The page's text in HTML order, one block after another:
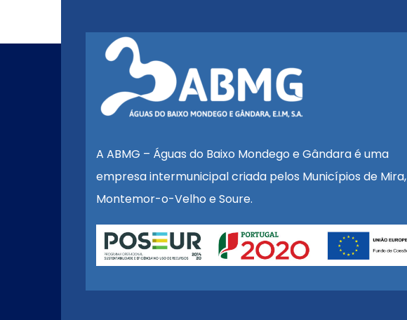
A ABMG – Águas do Baixo Mondego e Gândara é uma
empresa intermunicipal criada pelos Municípios de Mira,
Montemor-o-Velho e Soure.